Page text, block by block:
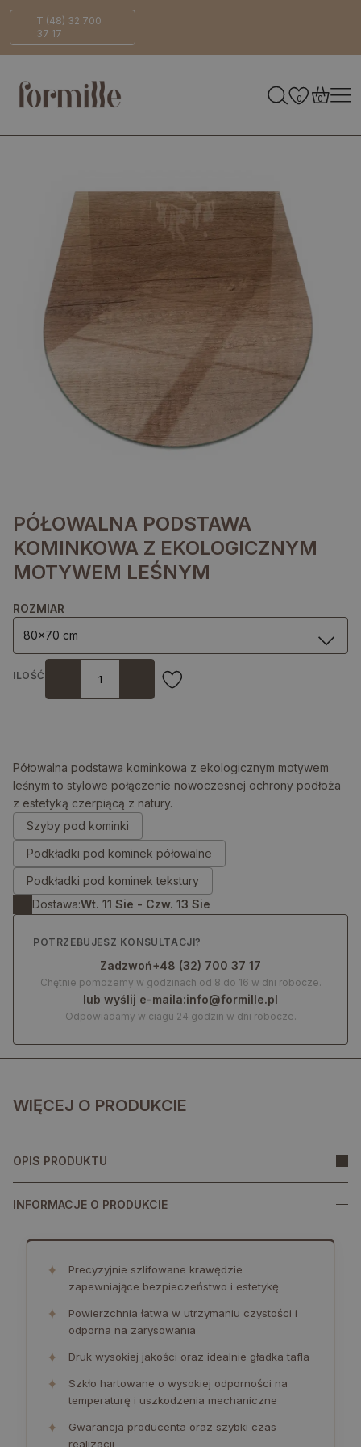
T (48) 32 700
37 17
Bezpieczna
dostawa
ECO-
0 0
WIĘCEJ O PRODUKCIE
OPIS PRODUKTU
INFORMACJE O PRODUKCIE
✦
Precyzyjnie szlifowane krawędzie
zapewniające bezpieczeństwo i estetykę
✦
Powierzchnia łatwa w utrzymaniu czystości i
odporna na zarysowania
✦ Druk wysokiej jakości oraz idealnie gładka tafla
✦
Szkło hartowane o wysokiej odporności na
temperaturę i uszkodzenia mechaniczne
✦
Gwarancja producenta oraz szybki czas
realizacji
PÓŁOWALNA PODSTAWA
KOMINKOWA Z EKOLOGICZNYM
MOTYWEM LEŚNYM
ROZMIAR
80x70 cm
ILOŚĆ
0.00zł
Półowalna podstawa kominkowa z ekologicznym motywem
leśnym to stylowe połączenie nowoczesnej ochrony podłoża
z estetyką czerpiącą z natury.
Szyby pod kominki
Podkładki pod kominek półowalne
Podkładki pod kominek tekstury
Dostawa:Wt. 11 Sie - Czw. 13 Sie
POTRZEBUJESZ KONSULTACJI?
Zadzwoń+48 (32) 700 37 17
Chętnie pomożemy w godzinach od 8 do 16 w dni robocze.
lub wyślij e-maila:info@formille.pl
Odpowiadamy w ciagu 24 godzin w dni robocze.